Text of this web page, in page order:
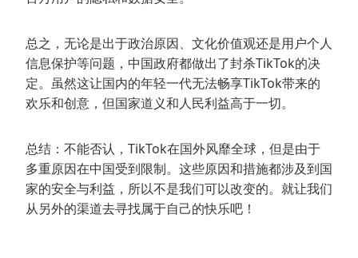
总之，无论是出于政治原因、文化价值观还是用户个人
信息保护等问题，中国政府都做出了封杀TikTok的决
定。虽然这让国内的年轻一代无法畅享TikTok带来的
欢乐和创意，但国家道义和人民利益高于一切。
总结：不能否认，TikTok在国外风靡全球，但是由于
多重原因在中国受到限制。这些原因和措施都涉及到国
家的安全与利益，所以不是我们可以改变的。就让我们
从另外的渠道去寻找属于自己的快乐吧！